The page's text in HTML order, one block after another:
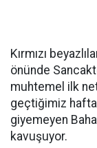
Kırmızı
önünde
muhtemel ilk
geçtiğimiz
giyemeyen
kavuşuyor.